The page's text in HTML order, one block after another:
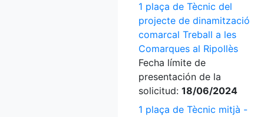
1 plaça de Tècnic del
projecte de dinamització
comarcal Treball a les
Comarques al Ripollès
Fecha límite de
presentación de la
solicitud: 18/06/2024
1 plaça de Tècnic mitjà -